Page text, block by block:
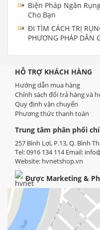
Biện Pháp Ngăn
Cho Bạn
ĐI TÌM CÁCH TRỊ
PHƯƠNG PHÁP DÂN
HỖ TRỢ KHÁCH HÀNG
Hướng dẫn mua hàng
Chính sách đổi trả hàng và
Quy định vận chuyển
Phương thức thanh toán
Trung tâm phân phối
257 Bình Lợi, P.13, Q. Bình
Tel: 0916 134 114 Email:
Website: hvnetshop.vn
Được Marketing &